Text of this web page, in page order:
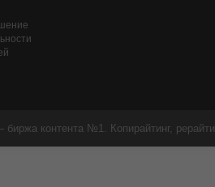
контента №1. Копирайтинг,